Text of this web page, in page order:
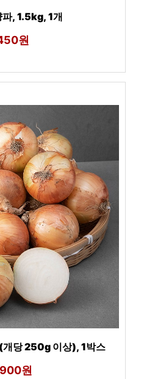
파, 1.5kg, 1개
원
당 250g 이상), 1박스
원